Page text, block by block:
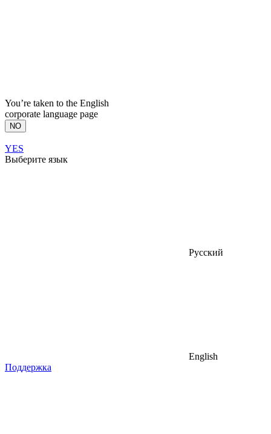
You’re taken to the English
corporate language page
NO
YES
Выберите язык
Русский
English
Поддержка